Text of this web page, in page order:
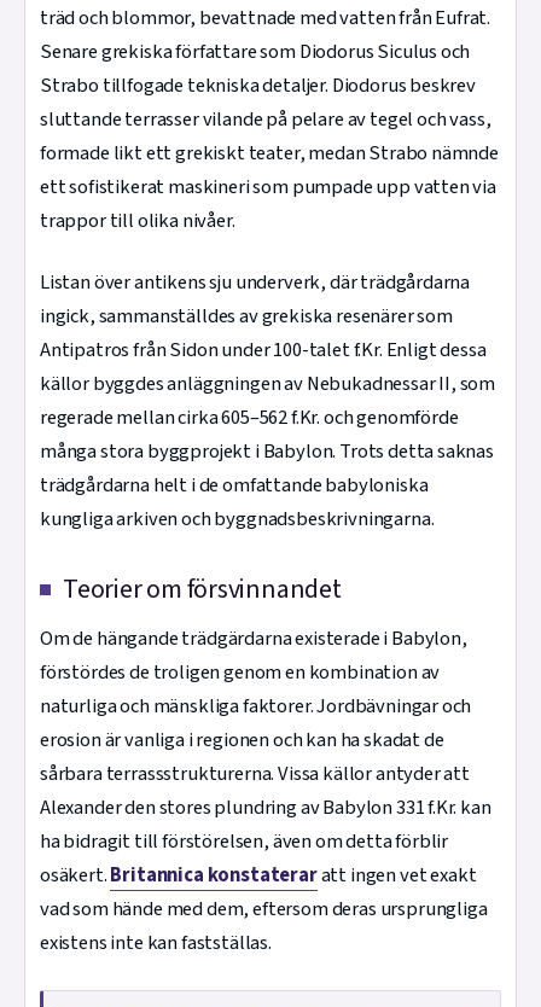
träd och blommor, bevattnade med vatten från Eufrat.
Senare grekiska författare som Diodorus Siculus och
Strabo tillfogade tekniska detaljer. Diodorus beskrev
sluttande terrasser vilande på pelare av tegel och vass,
formade likt ett grekiskt teater, medan Strabo nämnde
ett sofistikerat maskineri som pumpade upp vatten via
trappor till olika nivåer.
Listan över antikens sju underverk, där trädgårdarna
ingick, sammanställdes av grekiska resenärer som
Antipatros från Sidon under 100-talet f.Kr. Enligt dessa
källor byggdes anläggningen av Nebukadnessar II, som
regerade mellan cirka 605–562 f.Kr. och genomförde
många stora byggprojekt i Babylon. Trots detta saknas
trädgårdarna helt i de omfattande babyloniska
kungliga arkiven och byggnadsbeskrivningarna.
Teorier om försvinnandet
Om de hängande trädgärdarna existerade i Babylon,
förstördes de troligen genom en kombination av
naturliga och mänskliga faktorer. Jordbävningar och
erosion är vanliga i regionen och kan ha skadat de
sårbara terrassstrukturerna. Vissa källor antyder att
Alexander den stores plundring av Babylon 331 f.Kr. kan
ha bidragit till förstörelsen, även om detta förblir
osäkert.Britannica konstateraratt ingen vet exakt
vad som hände med dem, eftersom deras ursprungliga
existens inte kan fastställas.